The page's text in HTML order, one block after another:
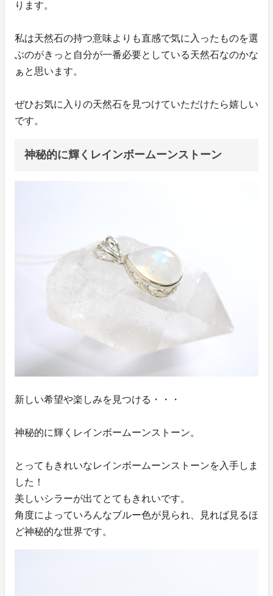
ります。
私は天然石の持つ意味よりも直感で気に入ったものを選
ぶのがきっと自分が一番必要としている天然石なのかな
ぁと思います。
ぜひお気に入りの天然石を見つけていただけたら嬉しい
です。
神秘的に輝くレインボームーンストーン
新しい希望や楽しみを見つける・・・
神秘的に輝くレインボームーンストーン。
とってもきれいなレインボームーンストーンを入手しま
した！
美しいシラーが出てとてもきれいです。
角度によっていろんなブルー色が見られ、見れば見るほ
ど神秘的な世界です。